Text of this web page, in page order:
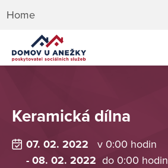
Home
Keramická dílna
07. 02. 2022
v 0:00 hodin
- 08. 02. 2022 do 0:00 hodin